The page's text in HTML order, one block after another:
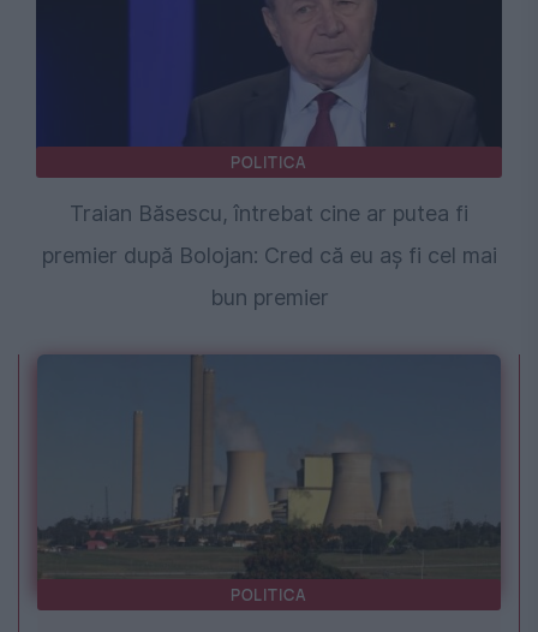
POLITICA
Traian Băsescu, întrebat cine ar putea fi
premier după Bolojan: Cred că eu aș fi cel mai
bun premier
POLITICA